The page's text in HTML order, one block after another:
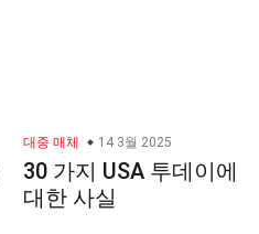
대중 매체 14 3월 2025
30 가지 USA 투데이에
대한 사실